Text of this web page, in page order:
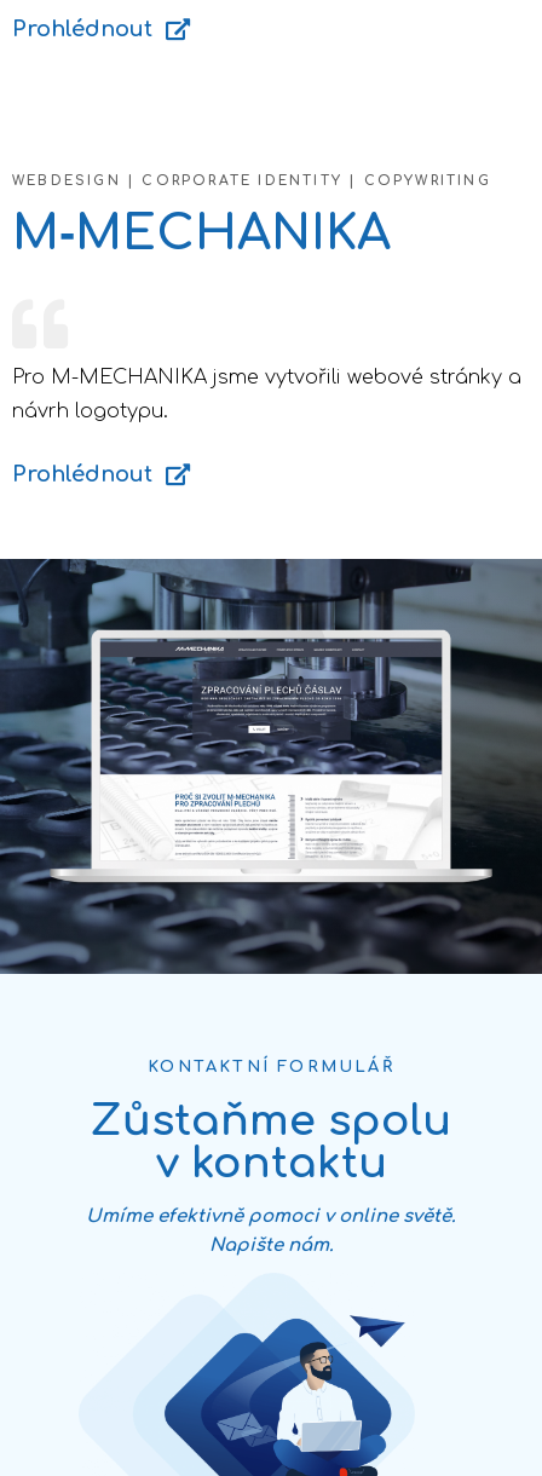
Prohlédnout
WEBDESIGN | CORPORATE IDENTITY | COPYWRITING
M‑MECHANIKA
Pro M-MECHANIKA jsme vytvořili webové stránky a
návrh logotypu.
Prohlédnout
KONTAKTNÍ FORMULÁŘ
Zůstaňme spolu
v kontaktu
Umíme efektivně pomoci v online světě.
Napište nám.